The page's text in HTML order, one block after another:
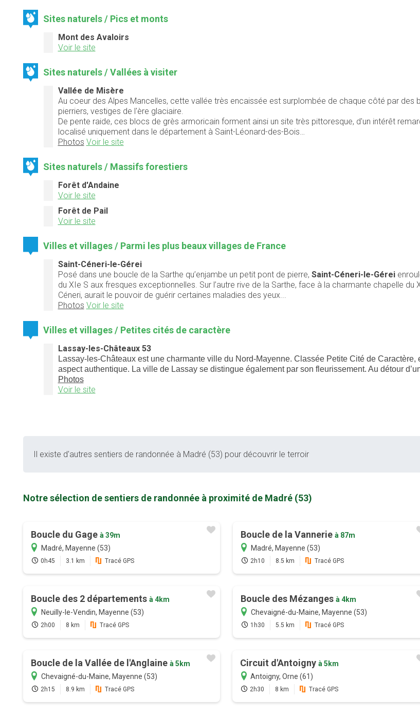
Sites naturels / Pics et monts
Mont des Avaloirs
Voir le site
Sites naturels / Vallées à visiter
Vallée de Misère
Au coeur des Alpes Mancelles, cette vallée très encaissée est surplombée de chaque côté par des
pierriers, vestiges de l'ère glaciaire.
De pente raide, ces blocs de grès armoricain forment ainsi un site très pittoresque, d'un intérêt
localisé uniquement dans le département à Saint-Léonard-des-Bois…
Photos Voir le site
Sites naturels / Massifs forestiers
Forêt d'Andaine
Voir le site
Forêt de Pail
Voir le site
Villes et villages / Parmi les plus beaux villages de France
Saint-Céneri-le-Gérei
Posé dans une boucle de la Sarthe qu’enjambe un petit pont de pierre, Saint-Céneri-le-Gérei
du XIe S aux fresques exceptionnelles. Sur l’autre rive de la Sarthe, face à la charmante chapelle
Céneri, aurait le pouvoir de guérir certaines maladies des yeux...
Photos Voir le site
Villes et villages / Petites cités de caractère
Lassay-les-Châteaux 53
Lassay-les-Châteaux est une charmante ville du Nord-Mayenne. Classée Petite Cité de
aspect authentique. La ville de Lassay se distingue également par son fleurissement. Au détour
Photos
Voir le site
Il existe d'autres sentiers de randonnée à Madré (53) pour découvrir le terroir
Notre sélection de sentiers de randonnée à proximité de Madré (53)
Boucle du Gage à 39m
Madré, Mayenne (53)
0h45 3.1 km Tracé GPS
Boucle de la Vannerie à 87m
Madré, Mayenne (53)
2h10 8.5 km Tracé GPS
Boucle des 2 départements à 4km
Neuilly-le-Vendin, Mayenne (53)
2h00 8 km Tracé GPS
Boucle des Mézanges à 4km
Chevaigné-du-Maine, Mayenne (53)
1h30 5.5 km Tracé GPS
Boucle de la Vallée de l'Anglaine à 5km
Chevaigné-du-Maine, Mayenne (53)
2h15 8.9 km Tracé GPS
Circuit d'Antoignyà 5km
Antoigny, Orne (61)
2h30 8 km Tracé GPS